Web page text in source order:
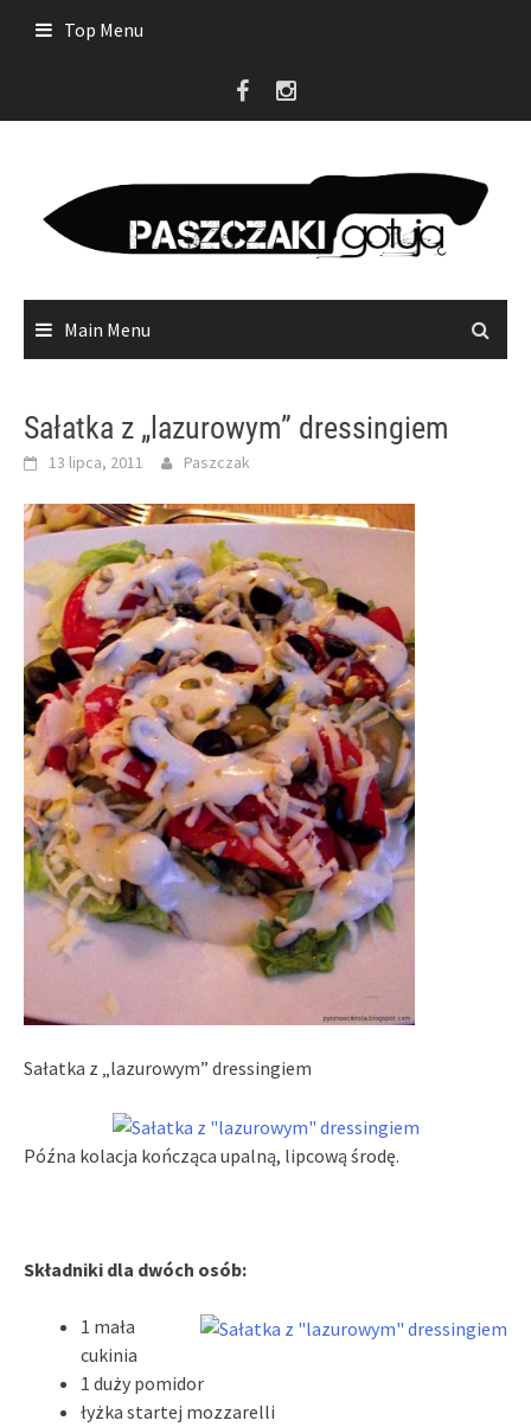
Top Menu
Main Menu
Sałatka z „lazurowym” dressingiem
13 lipca, 2011 Paszczak
Sałatka z „lazurowym” dressingiem
Późna kolacja kończąca upalną, lipcową środę.
Składniki dla dwóch osób:
1 mała
cukinia
1 duży pomidor
łyżka startej mozzarelli